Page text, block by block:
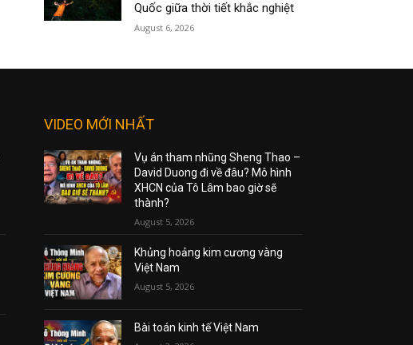
Quốc giữa thời tiết khắc nghiệt
August 6, 2026
VIDEO MỚI NHẤT
Vụ án tham nhũng Sheng Thao –
David Duong đi về đâu? Mô hình
XHCN của Tô Lâm bao giờ sẽ
thành?
August 5, 2026
Khủng hoảng kim cương vàng
Việt Nam
August 5, 2026
Bài toán kinh tế Việt Nam